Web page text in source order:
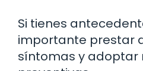
Si tienes
importante prestar
síntomas y adoptar